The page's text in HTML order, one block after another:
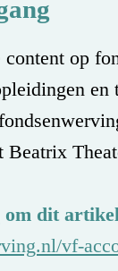
op
en
Beatrix
om dit
vf-